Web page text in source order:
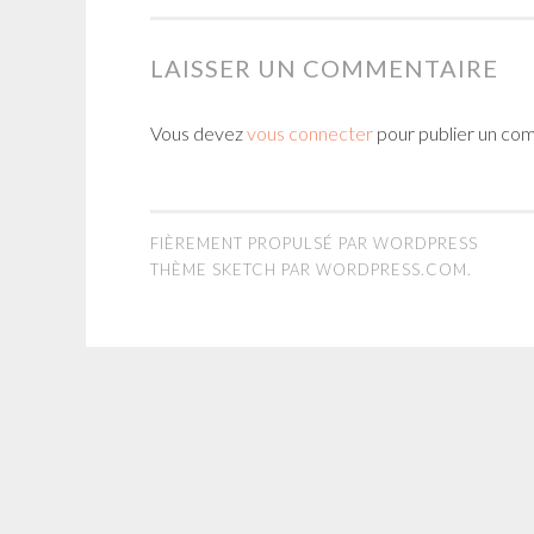
LAISSER UN COMMENTAIRE
Vous devezvous connecter pour publier un
FIÈREMENT PROPULSÉ PAR WORDPRESS
THÈME SKETCH PAR WORDPRESS.COM